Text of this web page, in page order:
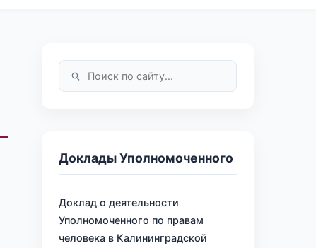
Доклады Уполномоченного
Доклад о деятельности
Уполномоченного по правам
человека в Калининградской